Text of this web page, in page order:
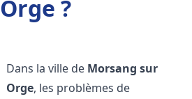
Orge ?
Dans la ville de Morsang sur
Orge, les problèmes de